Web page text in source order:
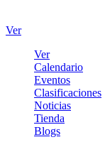
Ver
Ver
Calendario
Eventos
Clasificaciones
Noticias
Tienda
Blogs